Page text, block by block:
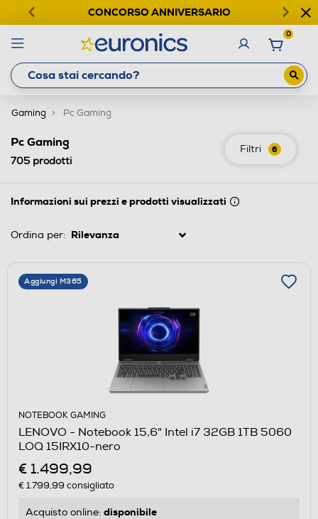
CONCORSO ANNIVERSARIO
0
Gaming Pc Gaming
Filtri 6
Pc Gaming
705 prodotti
Informazioni sui prezzi e prodotti visualizzati
Ordina per:
Aggiungi M365
NOTEBOOK GAMING
LENOVO - Notebook 15,6" Intel i7 32GB 1TB 5060
LOQ 15IRX10-nero
€ 1.499,99
€ 1.799,99 consigliato
Acquisto online: disponibile